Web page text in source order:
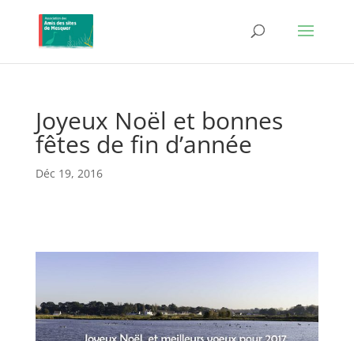
Joyeux Noël et bonnes
fêtes de fin d’année
Déc 19, 2016